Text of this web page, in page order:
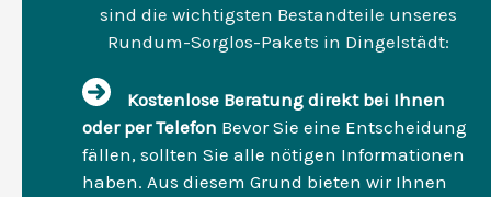
sind die wichtigsten Bestandteile unseres
Rundum-Sorglos-Pakets in Dingelstädt:
Kostenlose Beratung direkt bei Ihnen
oder per Telefon Bevor Sie eine Entscheidung
fällen, sollten Sie alle nötigen Informationen
haben. Aus diesem Grund bieten wir Ihnen